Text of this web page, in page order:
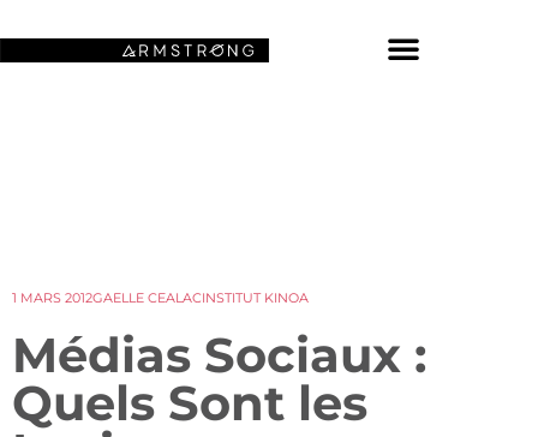
1 MARS 2012GAELLE CEALACINSTITUT KINOA
Médias Sociaux :
Quels Sont les